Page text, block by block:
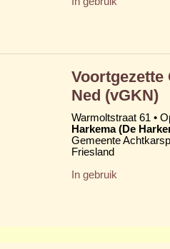
Ned (vGKN)
Warmoltstraat 61 •
Harkema (De
Gemeente
Friesland
In gebruik